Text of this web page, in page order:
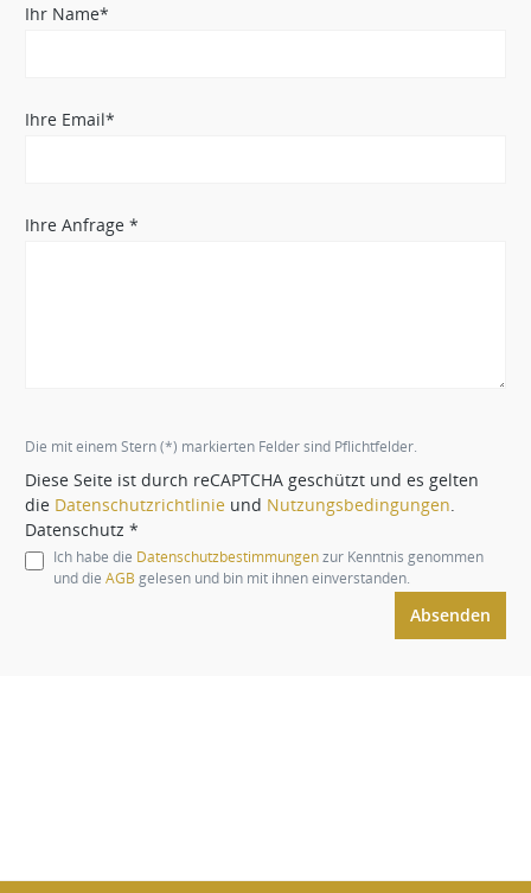
Ihr Name*
Ihre Email*
Ihre Anfrage *
Die mit einem Stern (*) markierten Felder sind Pflichtfelder.
Diese Seite ist durch reCAPTCHA geschützt und es gelten
die Datenschutzrichtlinie und Nutzungsbedingungen
Datenschutz *
Ich habe die Datenschutzbestimmungenzur Kenntnis genommen
und die AGB gelesen und bin mit ihnen einverstanden.
Absenden